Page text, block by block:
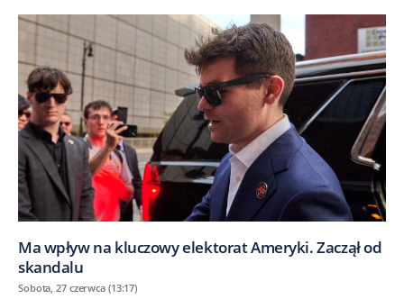
Ma wpływ na kluczowy elektorat Ameryki. Zaczął od
skandalu
Sobota, 27 czerwca (13:17)